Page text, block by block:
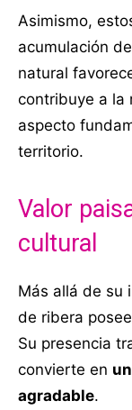
Asimismo,
acumulación
natural
contribuye a la
aspecto
territorio.
Valor
cultural
Más allá de su
de ribera
Su presencia
convierte en
agradable.